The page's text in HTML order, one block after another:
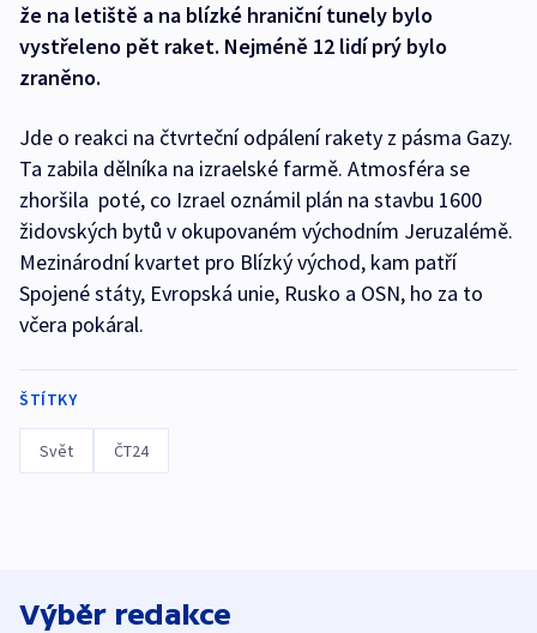
že na letiště a na blízké hraniční tunely bylo
vystřeleno pět raket. Nejméně 12 lidí prý bylo
zraněno.
Jde o reakci na čtvrteční odpálení rakety z pásma Gazy.
Ta zabila dělníka na izraelské farmě. Atmosféra se
zhoršila poté, co Izrael oznámil plán na stavbu 1600
židovských bytů v okupovaném východním Jeruzalémě.
Mezinárodní kvartet pro Blízký východ, kam patří
Spojené státy, Evropská unie, Rusko a OSN, ho za to
včera pokáral.
ŠTÍTKY
Svět ČT24
Výběr redakce